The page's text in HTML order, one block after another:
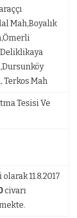
Mah,Boyalık
Terkos Mah
Tesisi Ve
11.8.2017
civarı